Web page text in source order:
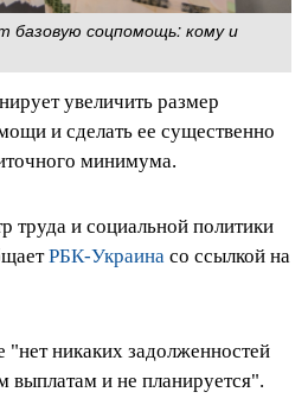
базовую соцпомощь: кому и
увеличить размер
и сделать ее существенно
минимума.
труда и социальной политики
РБК-Украина со ссылкой на
никаких задолженностей
выплатам и не планируется".